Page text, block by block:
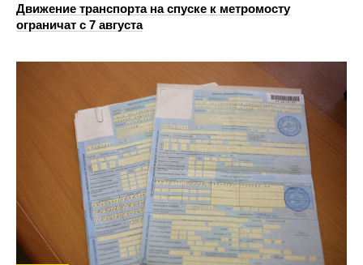
Движение транспорта на спуске к метромосту
ограничат с 7 августа